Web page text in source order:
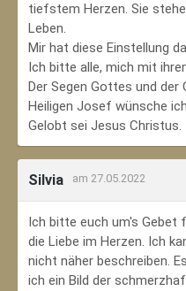
tiefstem Herzen. Sie
Leben.
Mir hat diese Einstellung
Ich bitte alle, mich mit
Der Segen Gottes und
Heiligen Josef wünsche
Gelobt sei Jesus Christus.
Silvia am 27.05.2022
Ich bitte euch um's Gebet
die Liebe im Herzen. Ich
nicht näher beschreiben.
ich ein Bild der